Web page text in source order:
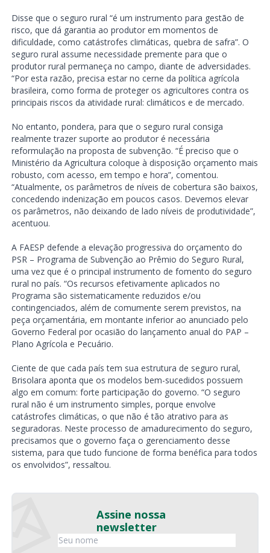
Disse que o seguro rural “é um instrumento para gestão de
risco, que dá garantia ao produtor em momentos de
dificuldade, como catástrofes climáticas, quebra de safra”. O
seguro rural assume necessidade premente para que o
produtor rural permaneça no campo, diante de adversidades.
“Por esta razão, precisa estar no cerne da política agrícola
brasileira, como forma de proteger os agricultores contra os
principais riscos da atividade rural: climáticos e de mercado.
No entanto, pondera, para que o seguro rural consiga
realmente trazer suporte ao produtor é necessária
reformulação na proposta de subvenção. “É preciso que o
Ministério da Agricultura coloque à disposição orçamento mais
robusto, com acesso, em tempo e hora”, comentou.
“Atualmente, os parâmetros de níveis de cobertura são baixos,
concedendo indenização em poucos casos. Devemos elevar
os parâmetros, não deixando de lado níveis de produtividade”,
acentuou.
A FAESP defende a elevação progressiva do orçamento do
PSR – Programa de Subvenção ao Prêmio do Seguro Rural,
uma vez que é o principal instrumento de fomento do seguro
rural no país. “Os recursos efetivamente aplicados no
Programa são sistematicamente reduzidos e/ou
contingenciados, além de comumente serem previstos, na
peça orçamentária, em montante inferior ao anunciado pelo
Governo Federal por ocasião do lançamento anual do PAP –
Plano Agrícola e Pecuário.
Ciente de que cada país tem sua estrutura de seguro rural,
Brisolara aponta que os modelos bem-sucedidos possuem
algo em comum: forte participação do governo. “O seguro
rural não é um instrumento simples, porque envolve
catástrofes climáticas, o que não é tão atrativo para as
seguradoras. Neste processo de amadurecimento do seguro,
precisamos que o governo faça o gerenciamento desse
sistema, para que tudo funcione de forma benéfica para todos
os envolvidos”, ressaltou.
Assine nossa
newsletter